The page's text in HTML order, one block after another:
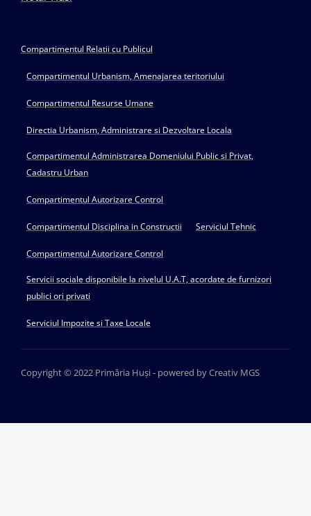
Compartimentul Relatii cu Publicul
Compartimentul Urbanism, Amenajarea teritoriului
Compartimentul Resurse Umane
Directia Urbanism, Administrare si Dezvoltare Locala
Compartimentul Administrarea Domeniului Public si Privat,
Cadastru Urban
Compartimentul Autorizare Control
Compartimentul Disciplina in Constructii Serviciul Tehnic
Compartimentul Autorizare Control
Servicii sociale disponibile la nivelul U.A.T, acordate de furnizori
publici ori privati
Serviciul Impozite si Taxe Locale
Copyright © 2022 Primăria Huși - powered by Creativ MGS